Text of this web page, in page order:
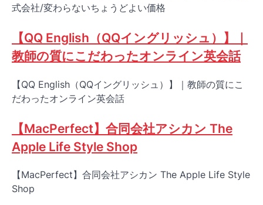
式会社/変わらないちょうどよい価格
【QQ English（QQイングリッシュ）】｜
教師の質にこだわったオンライン英会話
【QQ English（QQイングリッシュ）】｜教師の質にこ
だわったオンライン英会話
【MacPerfect】合同会社アシカン The
Apple Life Style Shop
【MacPerfect】合同会社アシカン The Apple Life Style
Shop